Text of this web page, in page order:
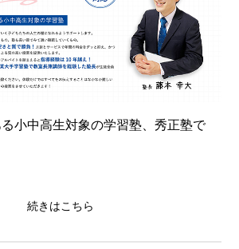
小中高生対象の学習塾、秀正塾で
続きはこちら